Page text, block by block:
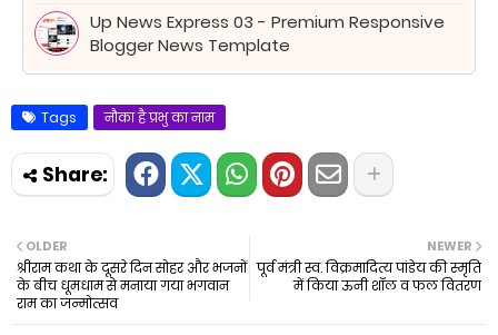
Up News Express 03 - Premium Responsive
Blogger News Template
Tags नौका है प्रभु का नाम
NEWER
पूर्व मंत्री स्व. विक्रमादित्य पांडेय की स्मृति
में किया ऊनी शॉल व फल वितरण
OLDER
श्रीराम कथा के दूसरे दिन सोहर और भजनों
के बीच धूमधाम से मनाया गया भगवान
राम का जन्मोत्सव